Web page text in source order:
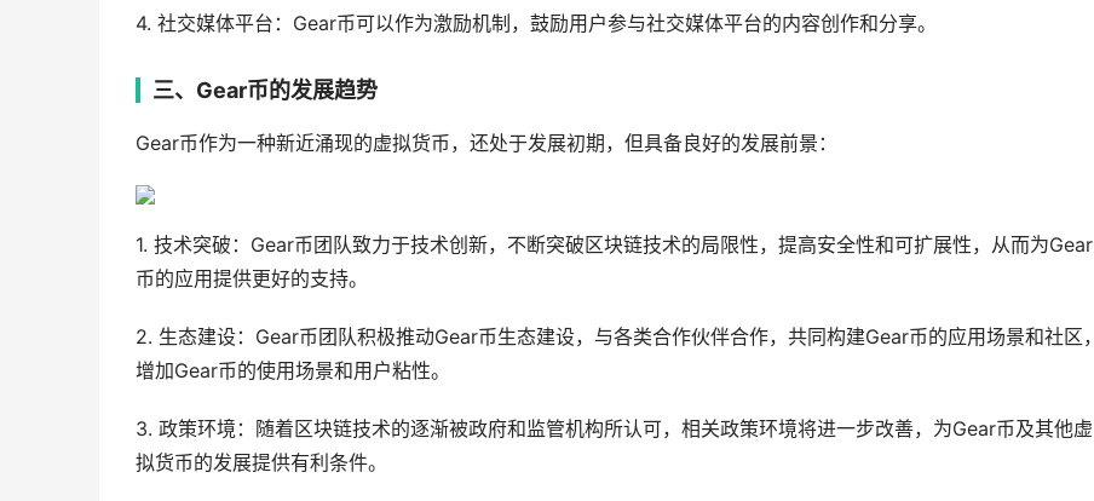
4. 社交媒体平台：Gear币可以作为激励机制，鼓励用户参与社交媒体平台的内容创作和分享。
三、Gear币的发展趋势
Gear币作为一种新近涌现的虚拟货币，还处于发展初期，但具备良好的发展前景：
1. 技术突破：Gear币团队致力于技术创新，不断突破区块链技术的局限性，提高安全性和可扩展性，从而为Gear
币的应用提供更好的支持。
2. 生态建设：Gear币团队积极推动Gear币生态建设，与各类合作伙伴合作，共同构建Gear币的应用场景和社区，
增加Gear币的使用场景和用户粘性。
3. 政策环境：随着区块链技术的逐渐被政府和监管机构所认可，相关政策环境将进一步改善，为Gear币及其他虚
拟货币的发展提供有利条件。